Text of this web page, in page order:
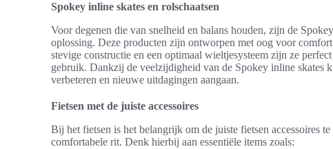
Spokey inline skates en rolschaatsen
Voor degenen die van snelheid en balans houden, zijn de
oplossing. Deze producten zijn ontworpen met oog voor comfort
stevige constructie en een optimaal wieltjesysteem zijn ze
gebruik. Dankzij de veelzijdigheid van de Spokey inline skates
verbeteren en nieuwe uitdagingen aangaan.
Fietsen met de juiste accessoires
Bij het fietsen is het belangrijk om de juiste fietsen accessoires
comfortabele rit. Denk hierbij aan essentiële items zoals: